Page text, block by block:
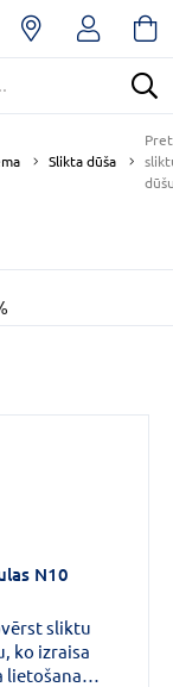
Slikta dūša
Pret
N10
sliktu
ko izraisa
lietošana